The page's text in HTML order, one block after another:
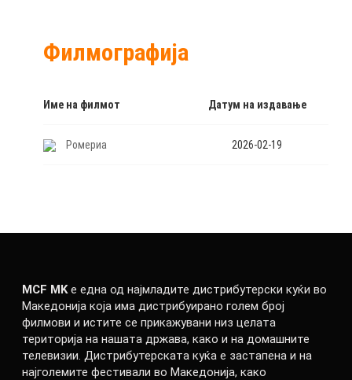
Филмографија
Име на филмот Датум на издавање
Ромериа 2026-02-19
MCF MKе една од најмладите дистрибутерски куќи во
Македонија која има дистрибуирано голем број
филмови и истите се прикажувани низ целата
територија на нашата држава, како и на домашните
телевизии. Дистрибутерската куќа е застапена и на
најголемите фестивали во Македонија, како